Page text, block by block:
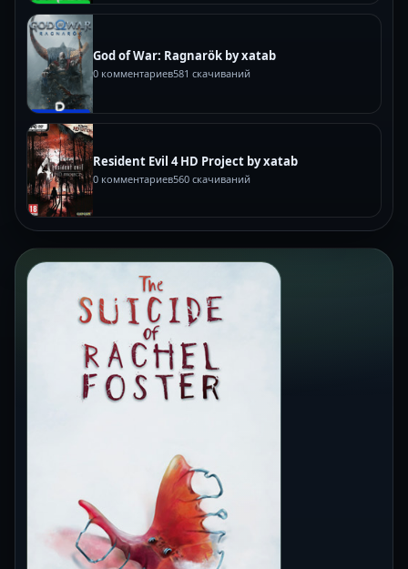
God of War: Ragnarök by xatab
0 комментариев581 скачиваний
Resident Evil 4 HD Project by xatab
0 комментариев560 скачиваний